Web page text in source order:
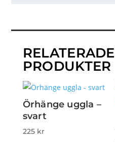
RELATERADE
PRODUKTER
Örhänge uggla –
svart
225 kr